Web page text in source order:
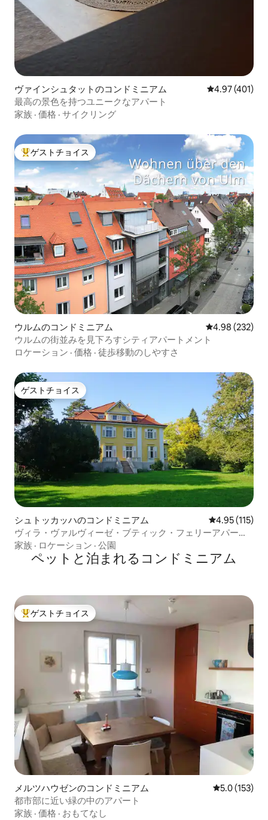
ヴァインシュタットのコンドミニアム レビュー401
4.97 (401)
最高の景色を持つユニークなアパート
家族 · 価格 · サイクリング
大好評のゲストチョイスです。
ゲストチョイス
ウルムのコンドミニアム レビュー232
4.98 (232)
ウルムの街並みを見下ろすシティアパートメント
ロケーション · 価格 · 徒歩移動のしやすさ
ゲストチョイス
ゲストチョイス
シュトッカッハのコンドミニアム レビュー115
4.95 (115)
ヴィラ・ヴァルヴィーゼ・ブティック・フェリーアパート
メント
家族 · ロケーション · 公園
ペットと泊まれるコンドミニアム
大好評のゲストチョイスです。
ゲストチョイス
メルツハウゼンのコンドミニアム レビュー153
5.0 (153)
都市部に近い緑の中のアパート
家族 · 価格 · おもてなし